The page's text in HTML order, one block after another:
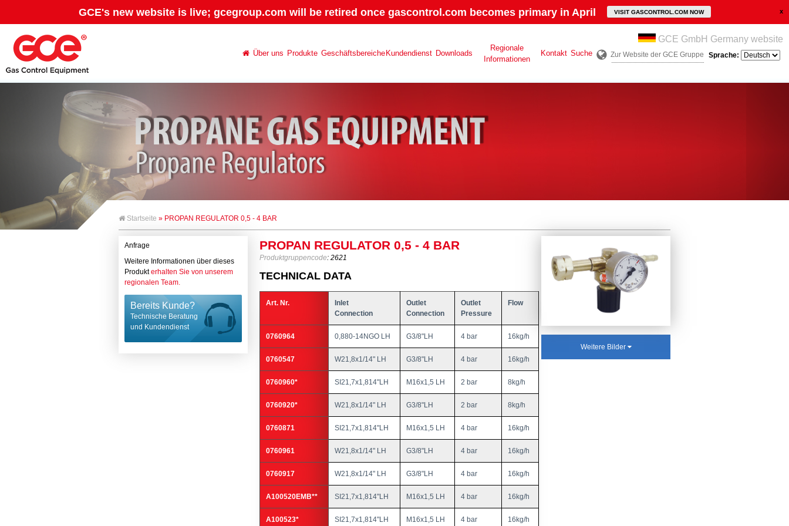
GCE's new website is live; gcegroup.com will be retired once gascontrol.com becomes primary in April VISIT GASCONTROL.COM NOW
Über uns Produkte Geschäftsbereiche Kundendienst Downloads
Regionale
Informationen
Kontakt Suche
GCE GmbH Germany website
Zur Website der GCE Gruppe Sprache:
Startseite » PROPAN REGULATOR 0,5 - 4 BAR
Anfrage
Weitere Informationen über dieses
Produkterhalten Sie von unserem
regionalen Team.
Bereits Kunde?
Technische Beratung
und Kundendienst
PROPAN REGULATOR 0,5 - 4 BAR
Produktgruppencode: 2621
TECHNICAL DATA
Art. Nr.
Inlet
Connection
Outlet
Connection
Outlet
Pressure
Flow
0760964 0,880-14NGO LH G3/8"LH 4 bar 16kg/h
0760547 W21,8x1/14" LH G3/8"LH 4 bar 16kg/h
0760960* SI21,7x1,814"LH M16x1,5 LH 2 bar 8kg/h
0760920* W21,8x1/14" LH G3/8"LH 2 bar 8kg/h
0760871 SI21,7x1,814"LH M16x1,5 LH 4 bar 16kg/h
0760961 W21,8x1/14" LH G3/8"LH 4 bar 16kg/h
0760917 W21,8x1/14" LH G3/8"LH 4 bar 16kg/h
A100520EMB** SI21,7x1,814"LH M16x1,5 LH 4 bar 16kg/h
A100523* SI21,7x1,814"LH M16x1,5 LH 4 bar 16kg/h
Weitere Bilder